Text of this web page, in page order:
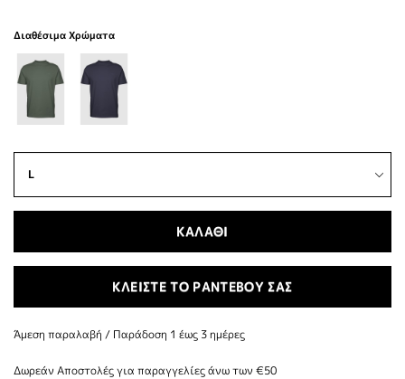
Διαθέσιμα Χρώματα
ΚΑΛΑΘΙ
ΚΛΕΙΣΤΕ ΤΟ ΡΑΝΤΕΒΟΥ ΣΑΣ
Άμεση παραλαβή / Παράδoση 1 έως 3 ημέρες
Δωρεάν Αποστολές για παραγγελίες άνω των €50